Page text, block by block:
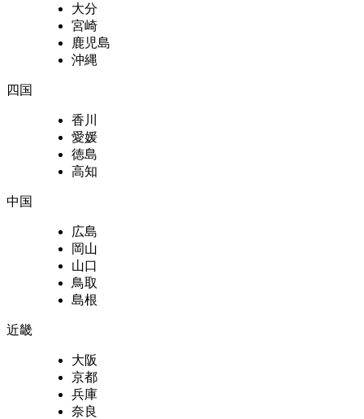
大分
宮崎
鹿児島
沖縄
四国
香川
愛媛
徳島
高知
中国
広島
岡山
山口
鳥取
島根
近畿
大阪
京都
兵庫
奈良